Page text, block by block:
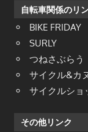
自転車関係のリ
BIKE FRIDAY
SURLY
つねさぶらう
サイクル&カ
サイクルシ
その他リンク